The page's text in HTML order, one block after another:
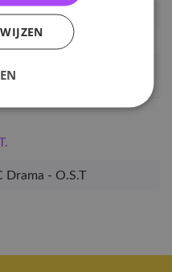
12-09-2024
24-09-2024
Drama - O.S.T